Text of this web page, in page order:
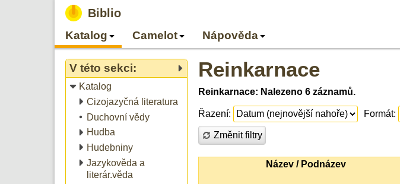
Biblio
Katalog Camelot Nápověda
V této sekci:
Katalog
Cizojazyčná literatura
Duchovní vědy
Hudba
Hudebniny
Jazykověda a
literár.věda
Reinkarnace
Reinkarnace: Nalezeno 6 záznamů.
Řazení: Formát:
Změnit filtry
Název / Podnázev